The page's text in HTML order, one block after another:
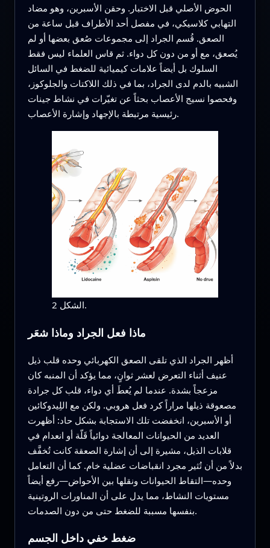
الحوض الأصلي قبل الاختبار. وحقن الأسبرين، وهو مضاد
التهابي كلاسيكي، في مفصل أحد الأطراف قبل ساعة من
الصعق. قُسم الجراد إلى مجموعات صُعق بعضها أو لم
يُصعق، مع أو من دون كل دواء. ثم قاس العلماء ليس فقط
السلوك بل أيضاً علامات كيميائية للضغط في السائل
الشبيه بالدم لدى الجراد، بما في ذلك اللاكتات والجلوكوز،
وفحصوا نسيج الأعصاب بحثاً عن تغيّرات في نشاط جينات
رئيسية مرتبطة بالإجهاد وإشارة الأعصاب.
الشكل 2.
ماذا فعل الجراد وماذا شعَر
أظهر الجراد الذي تلقى الصعق الكهربائي وحده قلب ذيل
عنيف أثناء التعرض لعشر ثوانٍ، مما يؤكد أن المنبه كان
مزعجاً بشدة. عندما لم يُعطَ أي دواء، قلب كل جرادة
مصعوقة ذيلها مراراً كرد فعل هروبي. ولكن مع اللِيدوكائين
أو الأسبرين، انخفضت تلك الاستجابة بشكل حاد: أظهرت
العديد من الحيوانات المعالجة دوائياً قَلّة أو انعدام في
قلابات الذيل، مشيرة إلى أن إشارة الصعقة كانت تُخفَّف
بدلاً من أن تُثير مجرد انقباضات عضلية خام. كما أن التعامل
وحده—التقاط الحيوانات ونقلها بين الأحواض—رفع أيضاً
مستويات النشاط، مما يدل على أن المناورات الروتينية
بنفسها مسببة للضغط حتى من دون الصدمات.
ضغط خفي داخل الجسم